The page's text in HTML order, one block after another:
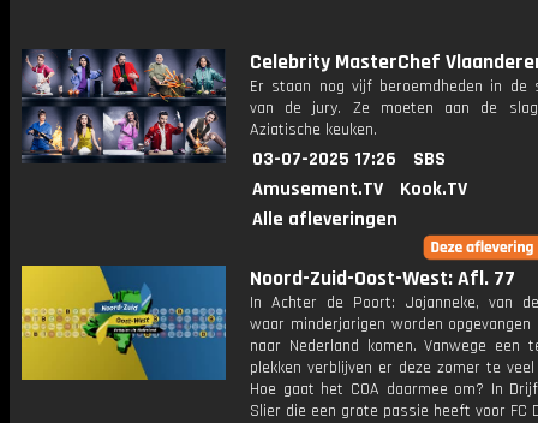
Celebrity MasterChef
Er staan nog vijf beroemdheden in de
van de jury. Ze moeten aan de
Aziatische keuken.
03-07-2025 17:26
SBS
Amusement.TV
Kook.TV
Alle afleveringen
Noord-Zuid-Oost-West: Afl. 77
In Achter de Poort: Jojanneke, van
waar minderjarigen worden opgevangen
naar Nederland komen. Vanwege een
plekken verblijven er deze zomer te
Hoe gaat het COA daarmee om? In
Slier die een grote passie heeft voor FC